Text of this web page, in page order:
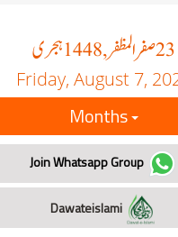
23صفر المظفر, 1448 ہجری
Friday, August 7,
Months
Join Whatsapp Group